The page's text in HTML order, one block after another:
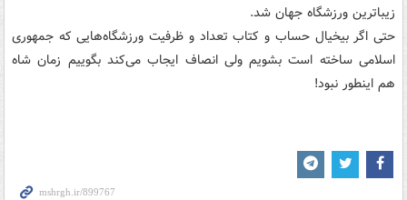
زیباترین ورزشگاه جهان شد.
حتی اگر بیخیال حساب و کتاب تعداد و ظرفیت ورزشگاه‌هایی که جمهوری
اسلامی ساخته است بشویم ولی انصاف ایجاب می‌کند بگوییم زمان شاه
هم اینطور نبود!